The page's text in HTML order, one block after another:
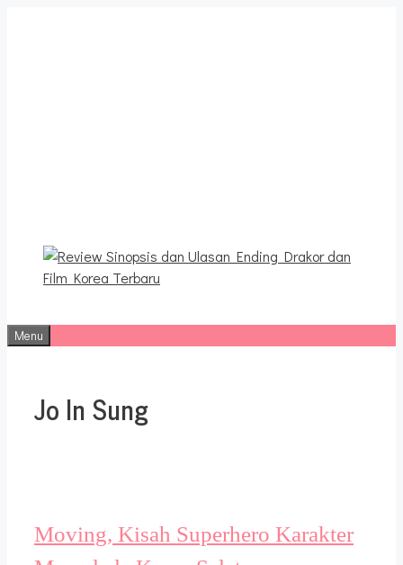
Menu
Jo In Sung
Moving, Kisah Superhero Karakter